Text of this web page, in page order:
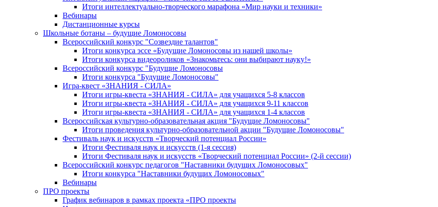
Итоги интеллектуально-творческого марафона «Мир науки и техники»
Вебинары
Дистанционные курсы
Школьные ботаны – будущие Ломоносовы
Всероссийский конкурс "Созвездие талантов"
Итоги конкурса эссе «Будущие Ломоносовы из нашей школы»
Итоги конкурса видеороликов «Знакомьтесь: они выбирают науку!»
Всероссийский конкурс "Будущие Ломоносовы
Итоги конкурса "Будущие Ломоносовы"
Игра-квест «ЗНАНИЯ - СИЛА»
Итоги игры-квеста «ЗНАНИЯ - СИЛА» для учащихся 5-8 классов
Итоги игры-квеста «ЗНАНИЯ - СИЛА» для учащихся 9-11 классов
Итоги игры-квеста «ЗНАНИЯ - СИЛА» для учащихся 1-4 классов
Всероссийская культурно-образовательная акция "Будущие Ломоносовы"
Итоги проведения культурно-образовательной акции "Будущие Ломоносовы"
Фестиваль наук и искусств «Творческий потенциал России»
Итоги Фестиваля наук и искусств (1-я сессия)
Итоги Фестиваля наук и искусств «Творческий потенциал России» (2-й сессии)
Всероссийский конкурс педагогов "Наставники будущих Ломоносовых"
Итоги конкурса "Наставники будущих Ломоносовых"
Вебинары
ПРО проекты
График вебинаров в рамках проекта «ПРО проекты